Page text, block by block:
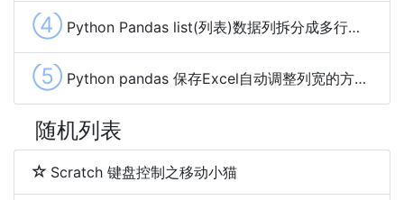
④ Python Pandas list(列表)数据列拆分成多行的方法
⑤ Python pandas 保存Excel自动调整列宽的方法及示例代码
随机列表
Scratch 键盘控制之移动小猫